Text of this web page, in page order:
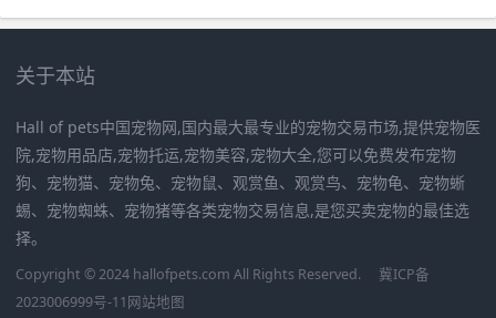
关于本站
Hall of pets中国宠物网,国内最大最专业的宠物交易市场,提供宠物医
院,宠物用品店,宠物托运,宠物美容,宠物大全,您可以免费发布宠物
狗、宠物猫、宠物兔、宠物鼠、观赏鱼、观赏鸟、宠物龟、宠物蜥
蜴、宠物蜘蛛、宠物猪等各类宠物交易信息,是您买卖宠物的最佳选
择。
Copyright © 2024 hallofpets.com All Rights Reserved.
冀ICP备
2023006999号-11网站地图